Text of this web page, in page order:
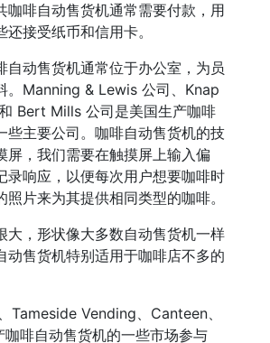
咖啡自动售货机通常需要付款，用
接受纸币和信用卡。
自动售货机通常位于办公室，为员
。Manning & Lewis 公司、Knap
Bert Mills 公司是美国生产咖啡
些主要公司。咖啡自动售货机的技
屏，我们需要在触摸屏上输入偏
录响应，以便每次用户想要咖啡时
照片来为其提供相同类型的咖啡。
大，形状像大多数自动售货机一样
动售货机特别适用于咖啡店不多的
Tameside Vending、Canteen、
啡自动售货机的一些市场参与